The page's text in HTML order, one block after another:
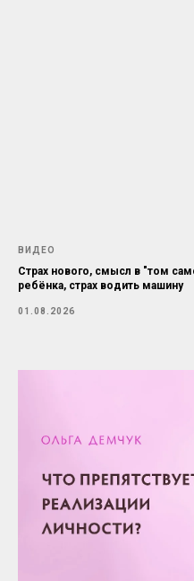
ВИДЕО
Страх нового, смысл в "том
ребёнка, страх водить машину
01.08.2026